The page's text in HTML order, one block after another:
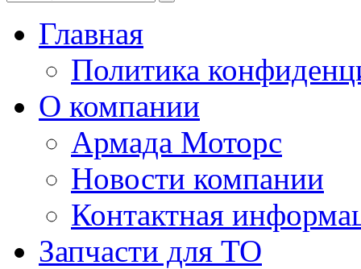
Главная
Политика
О компании
Армада Моторс
Новости компании
Контактная
Запчасти для ТО